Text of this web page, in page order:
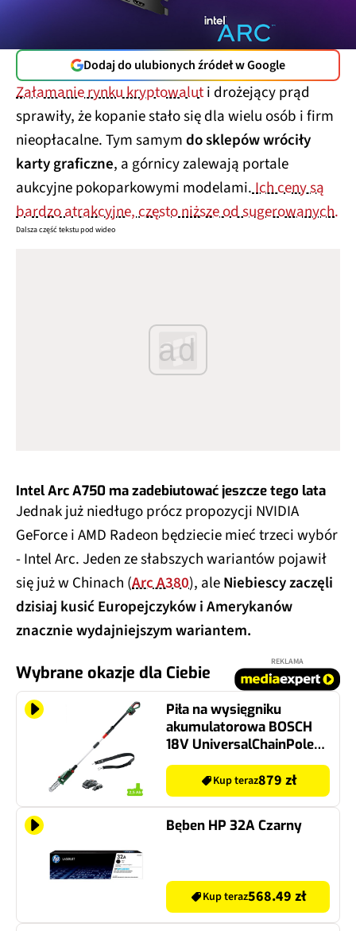
Dodaj do ulubionych źródeł w Google
Załamanie rynku kryptowaluti drożejący prąd
sprawiły, że kopanie stało się dla wielu osób i firm
nieopłacalne. Tym samymdo sklepów wróciły
karty graficzne, a górnicy zalewają portale
aukcyjne pokoparkowymi modelami.Ich ceny są
bardzo atrakcyjne, często niższe od sugerowanych.
Dalsza część tekstu pod wideo
ad
Intel Arc A750 ma zadebiutować jeszcze tego lata
Jednak już niedługo prócz propozycji NVIDIA
GeForce i AMD Radeon będziecie mieć trzeci wybór
- Intel Arc. Jeden ze słabszych wariantów pojawił
się już w Chinach (Arc A380), aleNiebiescy zaczęli
dzisiaj kusić Europejczyków i Amerykanów
znacznie wydajniejszym wariantem.
Wybrane okazje dla Ciebie
REKLAMA
Piła na wysięgniku
akumulatorowa BOSCH
18V UniversalChainPole
18 06008B3100 2.5Ah
Kup teraz879 zł
Bęben HP 32A Czarny
Kup teraz568.49 zł